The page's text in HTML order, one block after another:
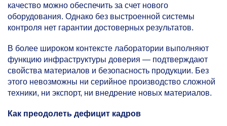
качество можно обеспечить за счет нового
оборудования. Однако без выстроенной системы
контроля нет гарантии достоверных результатов.
В более широком контексте лаборатории выполняют
функцию инфраструктуры доверия — подтверждают
свойства материалов и безопасность продукции. Без
этого невозможны ни серийное производство сложной
техники, ни экспорт, ни внедрение новых материалов.
Как преодолеть дефицит кадров